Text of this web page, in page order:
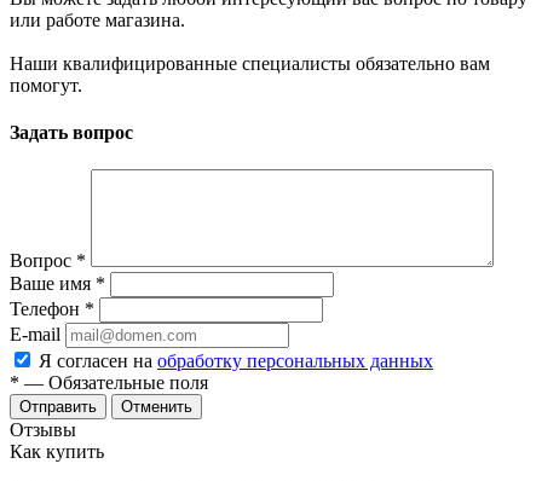
или работе магазина.
Наши квалифицированные специалисты обязательно вам
помогут.
Задать вопрос
Вопрос *
Ваше имя *
Телефон *
E-mail
Я согласен на обработку персональных данных
* — Обязательные поля
Отменить
Отзывы
Как купить